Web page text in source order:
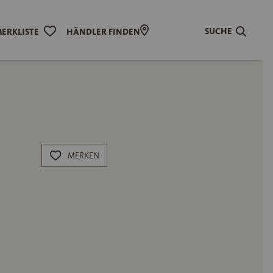
HÄNDLER FINDEN SUCHE
MERKEN